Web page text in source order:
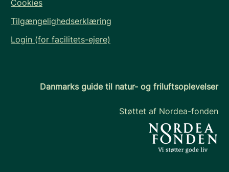
Cookies
Tilgængelighedserklæring
Login (for facilitets-ejere)
Danmarks guide til natur- og friluftsoplevelser
Støttet af Nordea-fonden